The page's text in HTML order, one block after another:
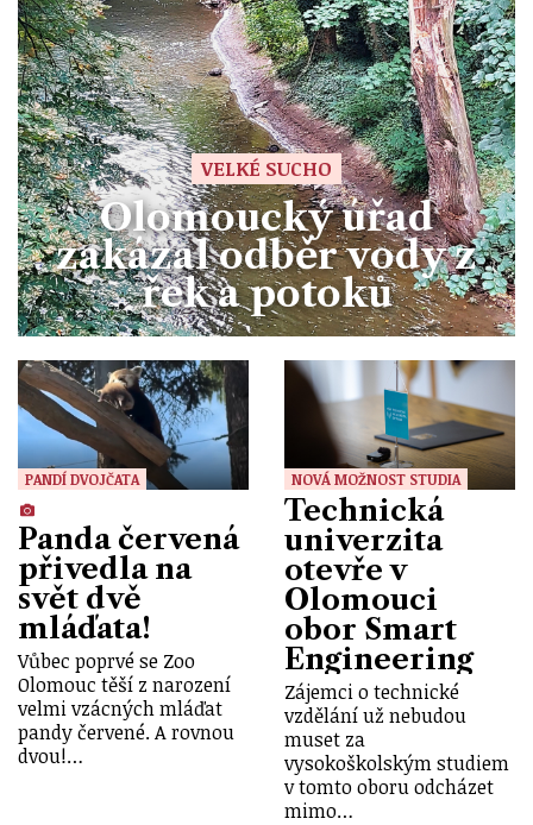
VELKÉ SUCHO
Olomoucký úřad
zakázal odběr vody z
řek a potoků
PANDÍ DVOJČATA
Panda červená
přivedla na
svět dvě
mláďata!
Vůbec poprvé se Zoo
Olomouc těší z narození
velmi vzácných mláďat
pandy červené. A rovnou
dvou!…
NOVÁ MOŽNOST STUDIA
Technická
univerzita
otevře v
Olomouci
obor Smart
Engineering
Zájemci o technické
vzdělání už nebudou
muset za
vysokoškolským studiem
v tomto oboru odcházet
mimo…